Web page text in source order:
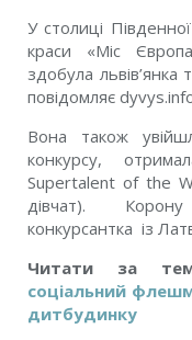
У столиці
краси «Міс
здобула
повідомляє
Вона також
конкурсу,
Supertalеnt of the
дівчат). Корону
конкурсантка із
Читати за
соціальний
дитбудинку